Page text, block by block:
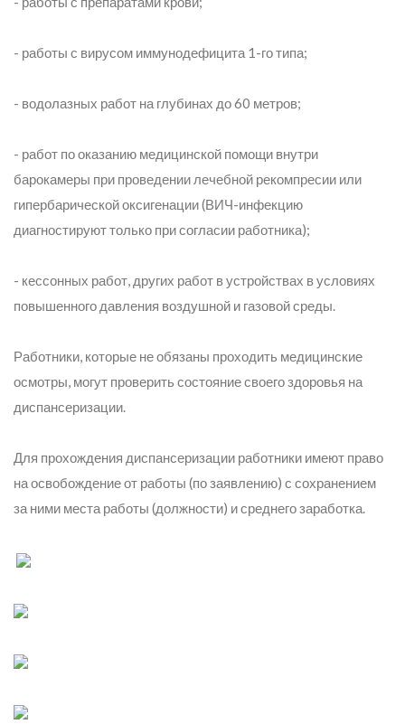
- работы с вирусом иммунодефицита 1-го типа;
- водолазных работ на глубинах до 60 метров;
- работ по оказанию медицинской помощи внутри
барокамеры при проведении лечебной рекомпресии или
гипербарической оксигенации (ВИЧ-инфекцию
диагностируют только при согласии работника);
- кессонных работ, других работ в устройствах в условиях
повышенного давления воздушной и газовой среды.
Работники, которые не обязаны проходить медицинские
осмотры, могут проверить состояние своего здоровья на
диспансеризации.
Для прохождения диспансеризации работники имеют право
на освобождение от работы (по заявлению) с сохранением
за ними места работы (должности) и среднего заработка.